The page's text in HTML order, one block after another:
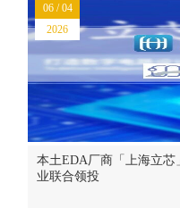
本土EDA厂商「上海立
业联合领投
06 / 04
2026